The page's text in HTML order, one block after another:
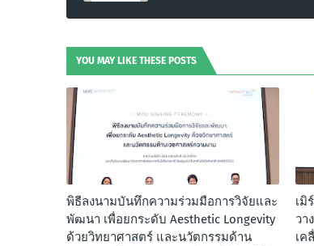
YOU MAY LIKE THESE POSTS
พิธีลงนามบันทึกความร่วมมือการวิจัยและ
พัฒนา เพื่อยกระดับ Aesthetic Longevity
ด้วยวิทยาศาสตร์ และนวัตกรรมด้าน
เมิ
วา
เค